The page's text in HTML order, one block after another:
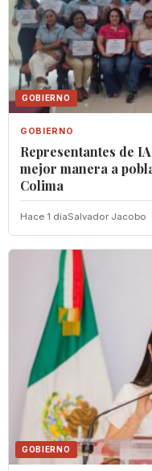
GOBIERNO
GOBIERNO
Representantes de
mejor manera a
Colima
Hace 1 diaSalvador Jacobo
GOBIERNO